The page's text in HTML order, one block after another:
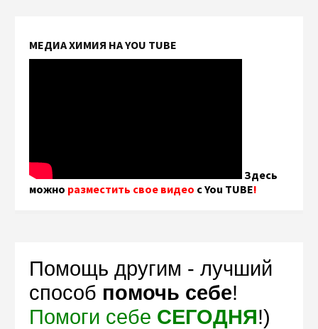
МЕДИА ХИМИЯ НА YOU TUBE
Здесь
можно разместить свое видео с You TUBE!
Помощь другим - лучший
способ помочь себе!
Помоги себе СЕГОДНЯ!)